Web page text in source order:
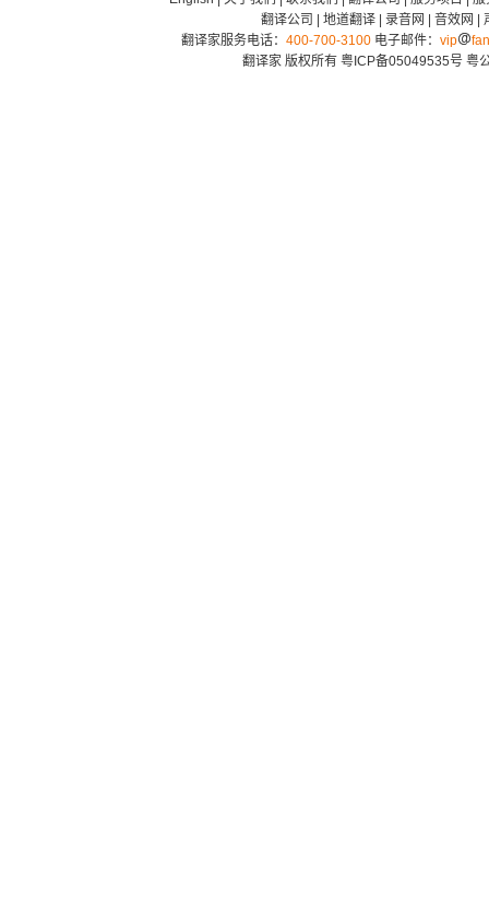
翻译公司
地道翻译| 录音网 音效网
翻译家服务电话： 400-700-3100电子邮件： vip
翻译家 版权所有 粤ICP备05049535号 粤